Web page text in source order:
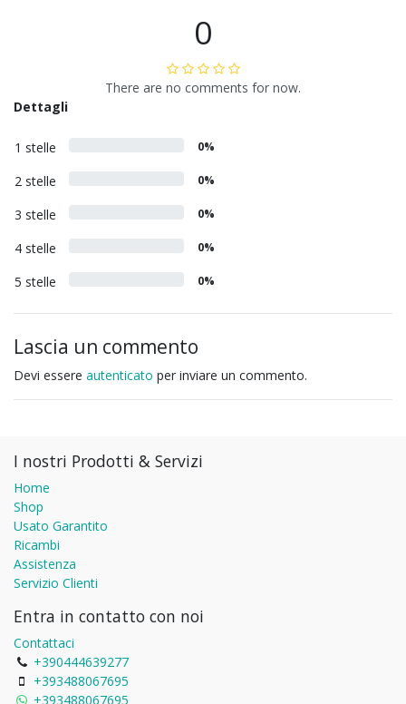
0
There are no comments for now.
Dettagli
1 stelle 0%
2 stelle 0%
3 stelle 0%
4 stelle 0%
5 stelle 0%
Lascia un commento
Devi essere autenticato per inviare un commento.
I nostri Prodotti & Servizi
Home
Shop
Usato Garantito
Ricambi
Assistenza
Servizio Clienti
Entra in contatto con noi
Contattaci
+390444639277
+393488067695
+393488067695